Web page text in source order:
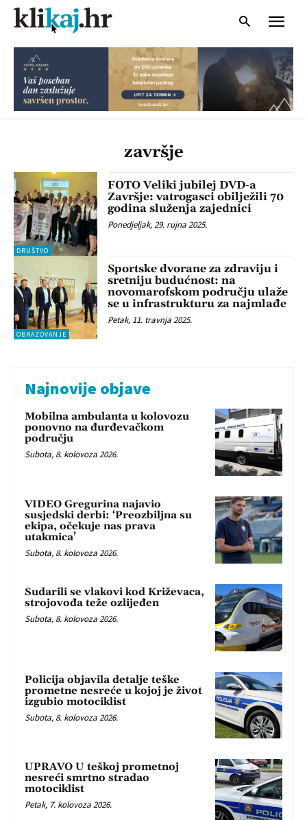
završje
DRUŠTVO
FOTO Veliki jubilej DVD-a
Završje: vatrogasci obilježili 70
godina služenja zajednici
Ponedjeljak, 29. rujna 2025.
OBRAZOVANJE
Sportske dvorane za zdraviju i
sretniju budućnost: na
novomarofskom području ulaže
se u infrastrukturu za najmlađe
Petak, 11. travnja 2025.
Najnovije objave
Mobilna ambulanta u kolovozu
ponovno na đurđevačkom
području
Subota, 8. kolovoza 2026.
VIDEO Gregurina najavio
susjedski derbi: ‘Preozbiljna su
ekipa, očekuje nas prava
utakmica’
Subota, 8. kolovoza 2026.
Sudarili se vlakovi kod Križevaca,
strojovođa teže ozlijeđen
Subota, 8. kolovoza 2026.
Policija objavila detalje teške
prometne nesreće u kojoj je život
izgubio motociklist
Subota, 8. kolovoza 2026.
UPRAVO U teškoj prometnoj
nesreći smrtno stradao
motociklist
Petak, 7. kolovoza 2026.